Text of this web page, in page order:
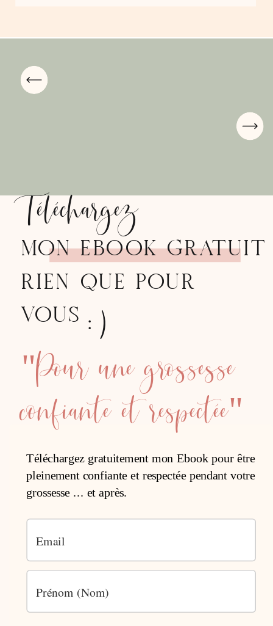
Téléchargez gratuitement mon Ebook pour être
pleinement confiante et respectée pendant votre
grossesse ... et après.
MON EBOOK GRATUIT
RIEN QUE POUR
VOUS:)
"Pour une grossesse
confiante et respectée"
Téléchargez